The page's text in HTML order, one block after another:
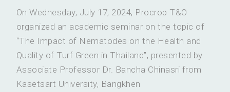
On Wednesday, July 17, 2024, Procrop T&O
organized an academic seminar on the topic of
“The Impact of Nematodes on the Health and
Quality of Turf Green in Thailand”, presented by
Associate Professor Dr. Bancha Chinasri from
Kasetsart University, Bangkhen